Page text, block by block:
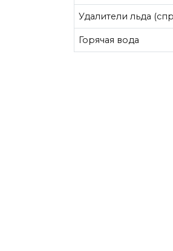
Удалители льда
Горячая вода